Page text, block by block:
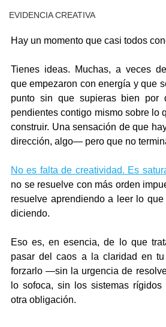
EVIDENCIA CREATIVA
Hay un momento que casi todos
Tienes ideas. Muchas, a veces
que empezaron con energía y que
punto sin que supieras bien por
pendientes contigo mismo sobre lo
construir. Una sensación de que
dirección, algo— pero que no
No es falta de creatividad. Es
no se resuelve con más orden
resuelve aprendiendo a leer lo
diciendo.
Eso es, en esencia, de lo que
pasar del caos a la claridad en
forzarlo —sin la urgencia de
lo sofoca, sin los sistemas
otra obligación.